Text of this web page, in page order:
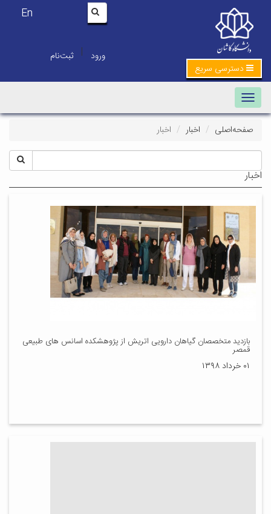
En
ورود | ثبت‌نام
دسترسی سریع
Toggle navigation
صفحه‌اصلی اخبار اخبار
اخبار
بازدید متخصصان گیاهان دارویی اتریش از پژوهشکده اسانس های طبیعی
قمصر
۰۱ خرداد ۱۳۹۸